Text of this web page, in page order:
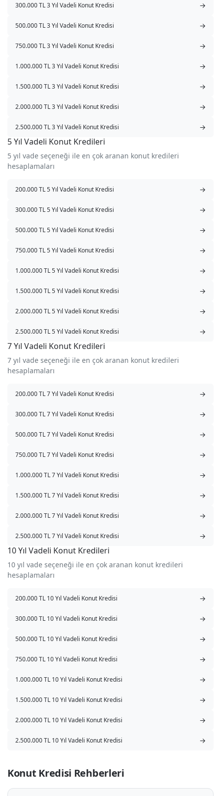
300.000 TL 3 Yıl Vadeli Konut Kredisi →
500.000 TL 3 Yıl Vadeli Konut Kredisi →
750.000 TL 3 Yıl Vadeli Konut Kredisi →
1.000.000 TL 3 Yıl Vadeli Konut Kredisi →
1.500.000 TL 3 Yıl Vadeli Konut Kredisi →
2.000.000 TL 3 Yıl Vadeli Konut Kredisi →
2.500.000 TL 3 Yıl Vadeli Konut Kredisi →
5 Yıl Vadeli Konut Kredileri
5 yıl vade seçeneği ile en çok aranan konut kredileri
hesaplamaları
200.000 TL 5 Yıl Vadeli Konut Kredisi →
300.000 TL 5 Yıl Vadeli Konut Kredisi →
500.000 TL 5 Yıl Vadeli Konut Kredisi →
750.000 TL 5 Yıl Vadeli Konut Kredisi →
1.000.000 TL 5 Yıl Vadeli Konut Kredisi →
1.500.000 TL 5 Yıl Vadeli Konut Kredisi →
2.000.000 TL 5 Yıl Vadeli Konut Kredisi →
2.500.000 TL 5 Yıl Vadeli Konut Kredisi →
7 Yıl Vadeli Konut Kredileri
7 yıl vade seçeneği ile en çok aranan konut kredileri
hesaplamaları
200.000 TL 7 Yıl Vadeli Konut Kredisi →
300.000 TL 7 Yıl Vadeli Konut Kredisi →
500.000 TL 7 Yıl Vadeli Konut Kredisi →
750.000 TL 7 Yıl Vadeli Konut Kredisi →
1.000.000 TL 7 Yıl Vadeli Konut Kredisi →
1.500.000 TL 7 Yıl Vadeli Konut Kredisi →
2.000.000 TL 7 Yıl Vadeli Konut Kredisi →
2.500.000 TL 7 Yıl Vadeli Konut Kredisi →
10 Yıl Vadeli Konut Kredileri
10 yıl vade seçeneği ile en çok aranan konut kredileri
hesaplamaları
200.000 TL 10 Yıl Vadeli Konut Kredisi →
300.000 TL 10 Yıl Vadeli Konut Kredisi →
500.000 TL 10 Yıl Vadeli Konut Kredisi →
750.000 TL 10 Yıl Vadeli Konut Kredisi →
1.000.000 TL 10 Yıl Vadeli Konut Kredisi →
1.500.000 TL 10 Yıl Vadeli Konut Kredisi →
2.000.000 TL 10 Yıl Vadeli Konut Kredisi →
2.500.000 TL 10 Yıl Vadeli Konut Kredisi →
Konut Kredisi Rehberleri